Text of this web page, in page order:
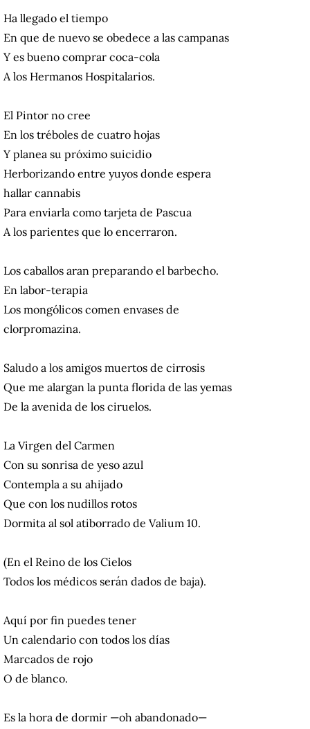
Ha llegado el tiempo
En que de nuevo se obedece a las campanas
Y es bueno comprar coca-cola
A los Hermanos Hospitalarios.
El Pintor no cree
En los tréboles de cuatro hojas
Y planea su próximo suicidio
Herborizando entre yuyos donde espera
hallar cannabis
Para enviarla como tarjeta de Pascua
A los parientes que lo encerraron.
Los caballos aran preparando el barbecho.
En labor-terapia
Los mongólicos comen envases de
clorpromazina.
Saludo a los amigos muertos de cirrosis
Que me alargan la punta florida de las yemas
De la avenida de los ciruelos.
La Virgen del Carmen
Con su sonrisa de yeso azul
Contempla a su ahijado
Que con los nudillos rotos
Dormita al sol atiborrado de Valium 10.
(En el Reino de los Cielos
Todos los médicos serán dados de baja).
Aquí por fin puedes tener
Un calendario con todos los días
Marcados de rojo
O de blanco.
Es la hora de dormir —oh abandonado—